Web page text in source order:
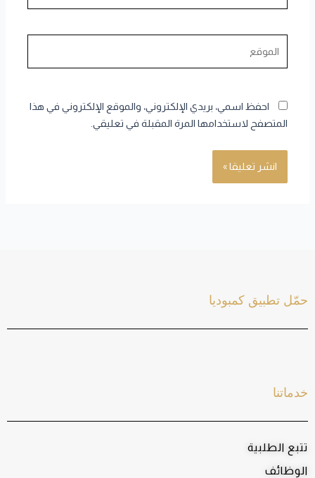
احفظ اسمي، بريدي الإلكتروني، والموقع الإلكتروني في هذا
المتصفح لاستخدامها المرة المقبلة في تعليقي.
خدماتنا
تتبع الطلبية
الوظائف
حمّل تطبيق كمبوديا